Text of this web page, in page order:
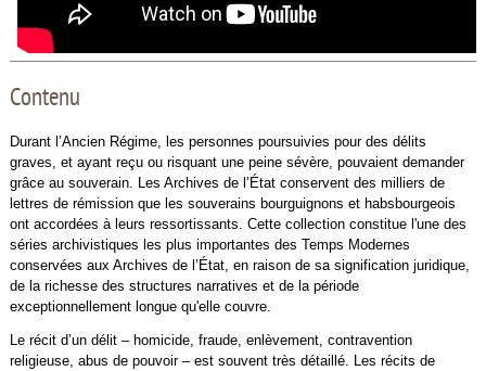
Contenu
Durant l’Ancien Régime, les personnes poursuivies pour des délits
graves, et ayant reçu ou risquant une peine sévère, pouvaient demander
grâce au souverain. Les Archives de l’État conservent des milliers de
lettres de rémission que les souverains bourguignons et habsbourgeois
ont accordées à leurs ressortissants. Cette collection constitue l'une des
séries archivistiques les plus importantes des Temps Modernes
conservées aux Archives de l’État, en raison de sa signification juridique,
de la richesse des structures narratives et de la période
exceptionnellement longue qu'elle couvre.
Le récit d’un délit – homicide, fraude, enlèvement, contravention
religieuse, abus de pouvoir – est souvent très détaillé. Les récits de